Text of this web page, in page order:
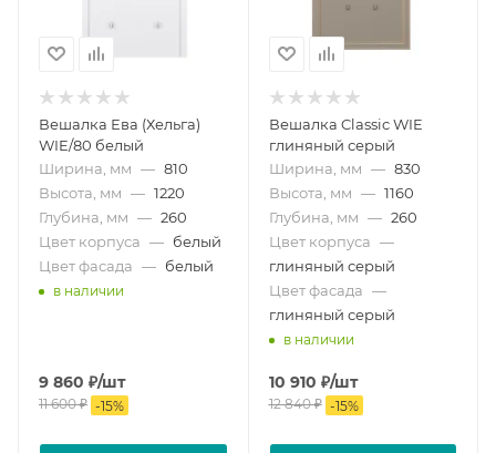
Вешалка Ева (Хельга)
WIE/80 белый
Ширина, мм — 810
Высота, мм — 1220
Глубина, мм — 260
Цвет корпуса — белый
Цвет фасада — белый
в наличии
9 860 ₽/шт
11 600₽ -15%
Вешалка Classic WIE
глиняный серый
Ширина, мм — 830
Высота, мм — 1160
Глубина, мм — 260
Цвет корпуса —
глиняный серый
Цвет фасада —
глиняный серый
в наличии
10 910 ₽/шт
12 840₽ -15%